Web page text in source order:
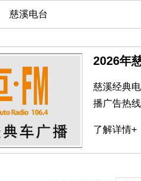
慈溪电台
2026年
慈溪经典
播广告热
了解详情+